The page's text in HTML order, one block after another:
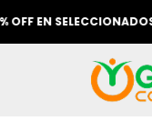
SELECCIONADOS +